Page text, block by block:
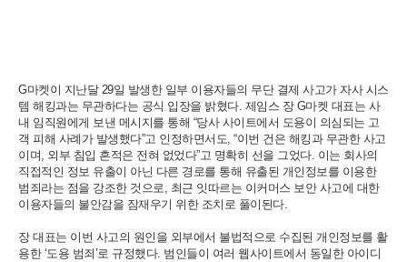
G마켓이 지난달 29일 발생한 일부 이용자들의 무단 결제 사고가 자사 시스
템 해킹과는 무관하다는 공식 입장을 밝혔다. 제임스 장 G마켓 대표는 사
내 임직원에게 보낸 메시지를 통해 “당사 사이트에서 도용이 의심되는 고
객 피해 사례가 발생했다”고 인정하면서도, “이번 건은 해킹과 무관한 사고
이며, 외부 침입 흔적은 전혀 없었다”고 명확히 선을 그었다. 이는 회사의
직접적인 정보 유출이 아닌 다른 경로를 통해 유출된 개인정보를 이용한
범죄라는 점을 강조한 것으로, 최근 잇따르는 이커머스 보안 사고에 대한
이용자들의 불안감을 잠재우기 위한 조치로 풀이된다.
장 대표는 이번 사고의 원인을 외부에서 불법적으로 수집된 개인정보를 활
용한 ‘도용 범죄’로 규정했다. 범인들이 여러 웹사이트에서 동일한 아이디